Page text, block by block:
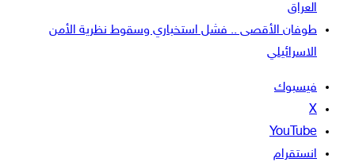
العراق
طوفان الأقصى .. فشل استخباري وسقوط نظرية الأمن
الاسرائيلي
فيسبوك
‫X
‫YouTube
انستقرام